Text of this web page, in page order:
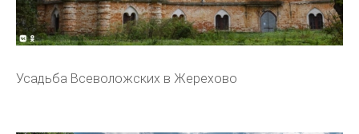
Усадьба Всеволожских в Жерехово